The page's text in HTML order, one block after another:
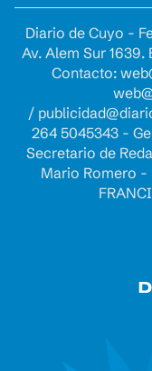
Diario de Cuyo -
Av. Alem Sur
Contacto:
/
264 5045343 -
Secretario de
Mario Romero -